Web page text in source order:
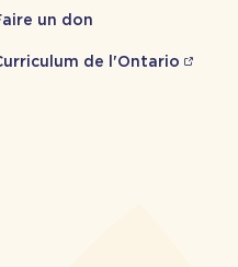
un don
de l'Ontario